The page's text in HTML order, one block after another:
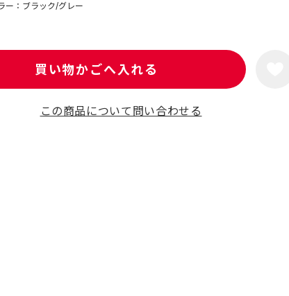
ー：ブラック/グレー
買い物かごへ入れる
この商品について問い合わせる